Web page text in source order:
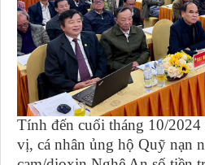
Tính đến cuối tháng 10/2024
vị, cá nhân ủng hộ Quỹ nạn